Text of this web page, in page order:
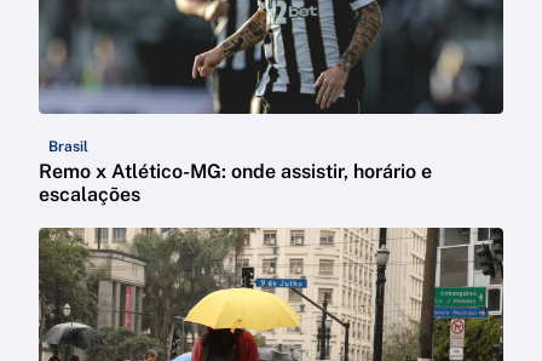
Brasil
Remo x Atlético-MG: onde assistir, horário e
escalações